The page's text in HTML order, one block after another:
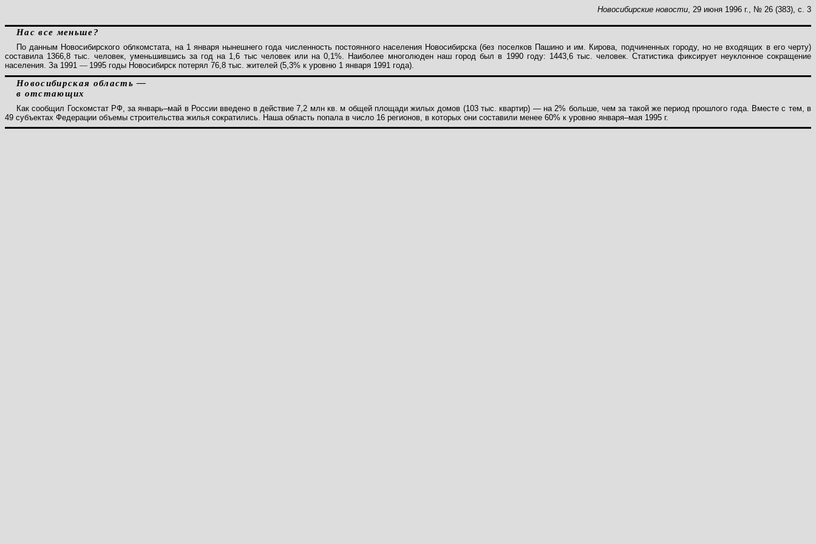
Новосибирские новости, 29 июня 1996 г., № 26 (383), с. 3
Нас все меньше?
По данным Новосибирского облкомстата, на 1 января нынешнего года численность постоянного населения Новосибирска (без поселков Пашино и им. Кирова, подчиненных городу, но не входящих в его черту)
составила 1366,8 тыс. человек, уменьшившись за год на 1,6 тыс человек или на 0,1%. Наиболее многолюден наш город был в 1990 году: 1443,6 тыс. человек. Статистика фиксирует неуклонное сокращение
населения. За 1991 — 1995 годы Новосибирск потерял 76,8 тыс. жителей (5,3% к уровню 1 января 1991 года).
Новосибирская область —
в отстающих
Как сообщил Госкомстат РФ, за январь–май в России введено в действие 7,2 млн кв. м общей площади жилых домов (103 тыс. квартир) — на 2% больше, чем за такой же период прошлого года. Вместе с тем, в
49 субъектах Федерации объемы строительства жилья сократились. Наша область попала в число 16 регионов, в которых они составили менее 60% к уровню января–мая 1995 г.